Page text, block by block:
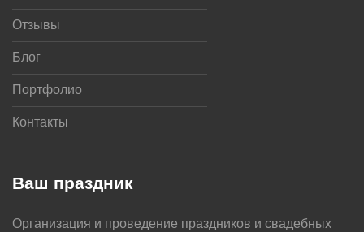
Ваш праздник
Организация и проведение праздников и свадебных
Отзывы
Блог
Портфолио
Контакты